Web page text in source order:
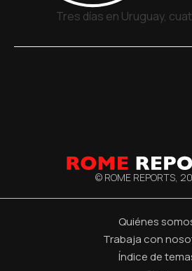
Tres días en Uruguay,
© ROME REPORTS,
Quiénes
Trabaja con
Índice de